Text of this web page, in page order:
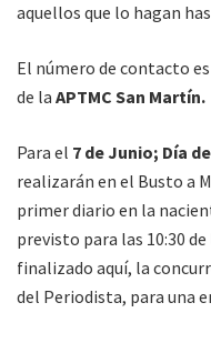
aquellos que lo hagan
El número de contacto
de la APTMC San Martín.
Para el 7 de Junio; Día
realizarán en el Busto a
primer diario en la
previsto para las 10:30
finalizado aquí, la
del Periodista, para una